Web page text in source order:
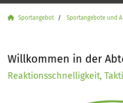
Sportangebot Sportangebote und
Willkommen in der
Reaktionsschnelligkeit,